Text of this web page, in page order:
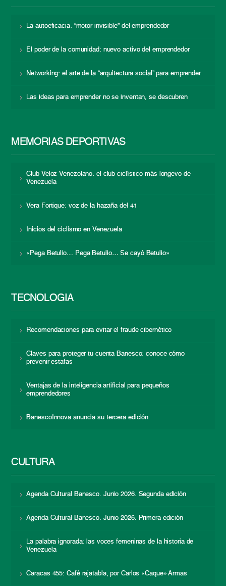
La autoeficacia: “motor invisible” del emprendedor
El poder de la comunidad: nuevo activo del emprendedor
Networking: el arte de la “arquitectura social” para emprender
Las ideas para emprender no se inventan, se descubren
MEMORIAS DEPORTIVAS
Club Veloz Venezolano: el club ciclístico más longevo de
Venezuela
Vera Fortique: voz de la hazaña del 41
Inicios del ciclismo en Venezuela
«Pega Betulio… Pega Betulio… Se cayó Betulio»
TECNOLOGÍA
Recomendaciones para evitar el fraude cibernético
Claves para proteger tu cuenta Banesco: conoce cómo
prevenir estafas
Ventajas de la inteligencia artificial para pequeños
emprendedores
BanescoInnova anuncia su tercera edición
CULTURA
Agenda Cultural Banesco. Junio 2026. Segunda edición
Agenda Cultural Banesco. Junio 2026. Primera edición
La palabra ignorada: las voces femeninas de la historia de
Venezuela
Caracas 455: Café rajatabla, por Carlos «Caque» Armas